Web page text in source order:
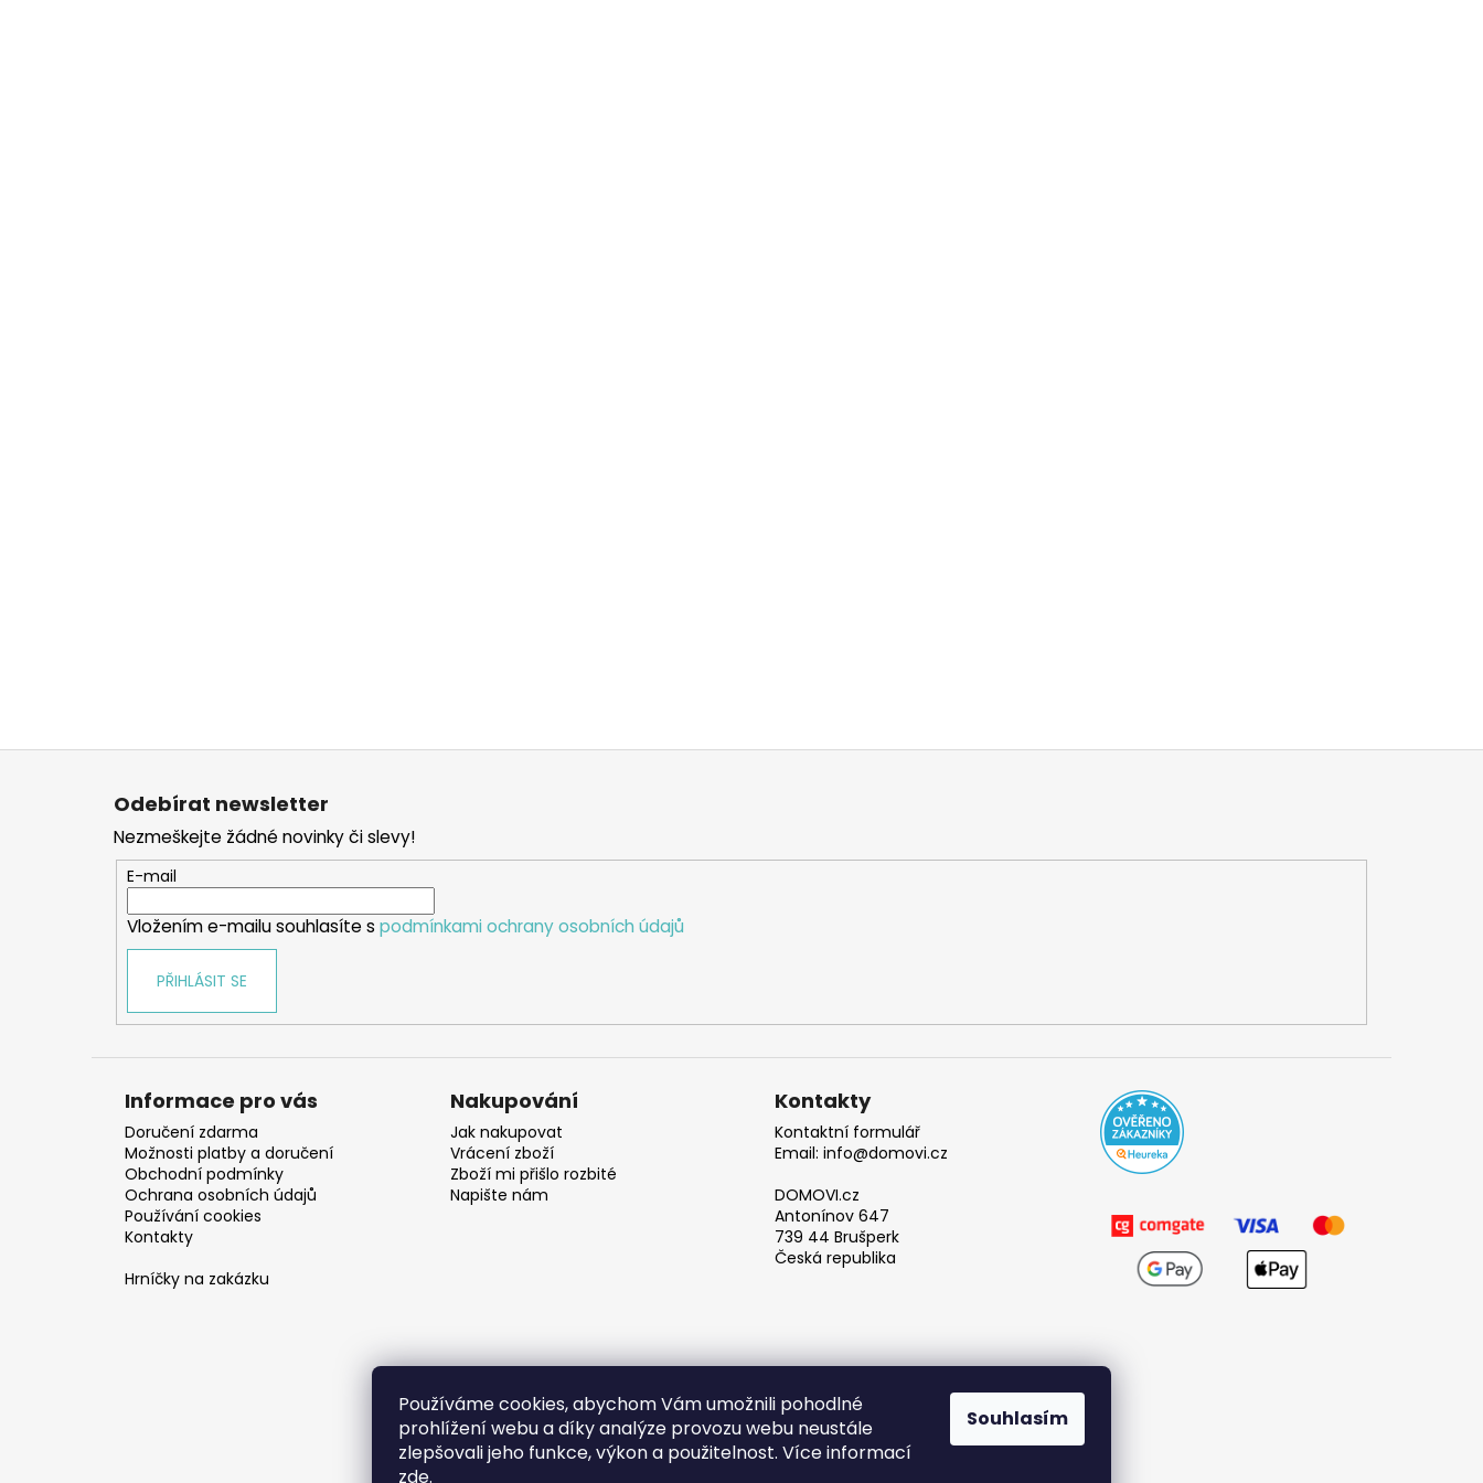
Používáme cookies, abychom Vám umožnili pohodlné
prohlížení webu a díky analýze provozu webu neustále
zlepšovali jeho funkce, výkon a použitelnost. Více informací
zde.
Souhlasím
Z
Odebírat newsletter
Nezmeškejte žádné novinky či slevy!
E-mail
Vložením e-mailu souhlasíte s podmínkami ochrany osobních údajů
PŘIHLÁSIT SE
Informace pro vás
Doručení zdarma
Možnosti platby a doručení
Obchodní podmínky
Ochrana osobních údajů
Používání cookies
Kontakty
Hrníčky na zakázku
Nakupování
Jak nakupovat
Vrácení zboží
Zboží mi přišlo rozbité
Napište nám
Kontakty
Kontaktní formulář
Email: info@domovi.cz
DOMOVI.cz
Antonínov 647
739 44 Brušperk
Česká republika
Obchodní podmínky